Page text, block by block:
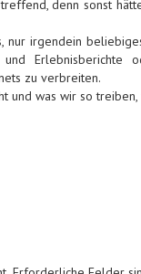
denn sonst
nur irgendein
Erlebnisberichte
zu verbreiten.
und was wir so treiben,